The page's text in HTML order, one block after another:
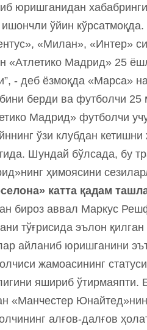
юришганидан
ўйин
«Милан», «Интер»
«Атлетико Мадрид» 25
- деб ёзмоқда «Марcа»
берди ва футболчи 25
Мадрид» футболчи
ўзи клубдан
Шундай бўлсада, бу
ҳимоясини
катта қадам
бироз аввал Маркус
тўғрисида эълон
айланиб юришганини
жамоасининг
яшириб ўтирмаяпти.
«Манчестер
алғов-далғов